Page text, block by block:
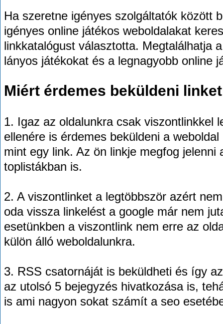
Ha szeretne igényes szolgáltatók között
igényes online játékos weboldalakat
linkkatalógust választotta. Megtalálhatja
lányos játékokat és a legnagyobb online
Miért érdemes beküldeni
1. Igaz az oldalunkra csak viszontlinkkel
ellenére is érdemes beküldeni a
mint egy link. Az ön linkje megfog jelenni
toplistákban is.
2. A viszontlinket a legtöbbször azért
oda vissza linkelést a google már nem
esetünkben a viszontlink nem erre az
külön álló weboldalunkra.
3. RSS csatornáját is beküldheti és így
az utolsó 5 bejegyzés hivatkozása is,
is ami nagyon sokat számít a seo